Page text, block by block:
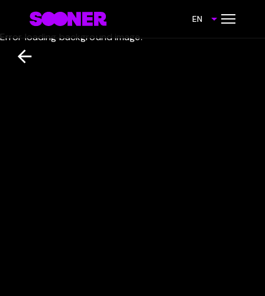
EN
Error loading background image.